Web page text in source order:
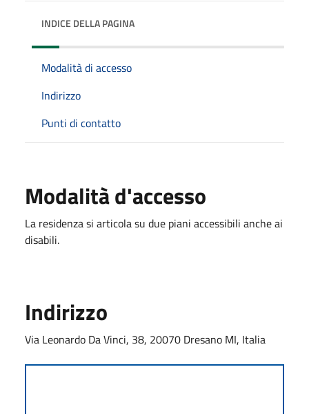
INDICE DELLA PAGINA
Modalità di accesso
Indirizzo
Punti di contatto
Modalità d'accesso
La residenza si articola su due piani accessibili anche ai
disabili.
Indirizzo
Via Leonardo Da Vinci, 38, 20070 Dresano MI, Italia